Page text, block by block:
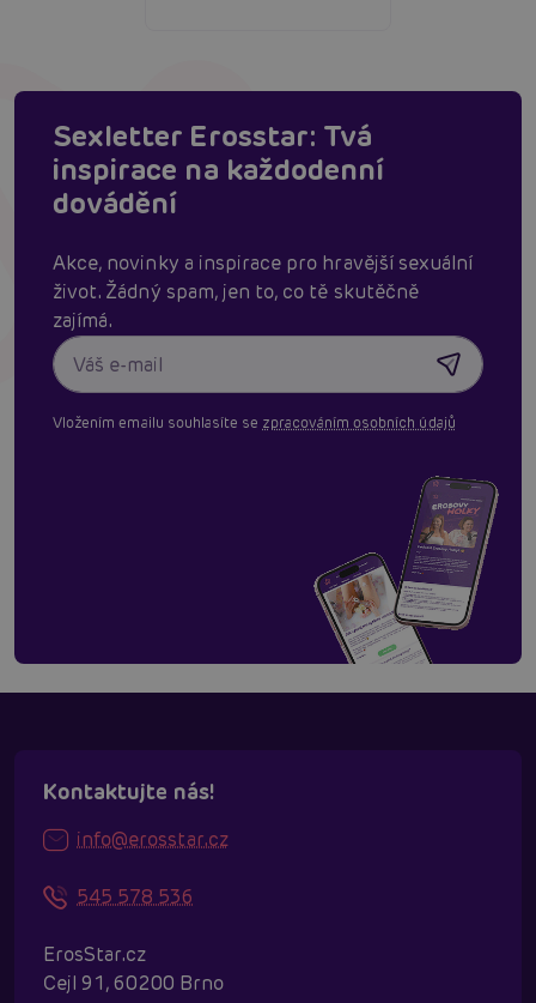
Sexletter Erosstar: Tvá
inspirace na každodenní
dovádění
Akce, novinky a inspirace pro hravější sexuální
život. Žádný spam, jen to, co tě skutěčně
zajímá.
Vložením emailu souhlasíte se zpracováním osobních údajů
Kontaktujte nás!
info@erosstar.cz
545 578 536
ErosStar.cz
Cejl 91, 60200 Brno